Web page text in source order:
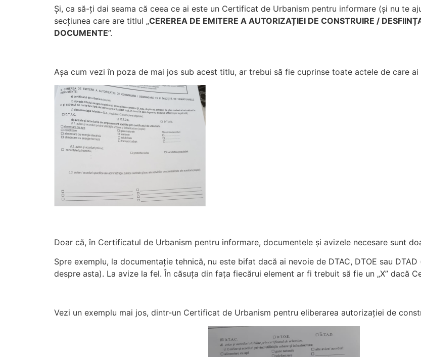
Și, ca să-ți dai seama că ceea ce ai este un Certificat de Urbanism pentru informare (și nu te
secțiunea care are titlul „CEREREA DE EMITERE A AUTORIZAȚIEI DE CONSTRUIRE /
DOCUMENTE”.
Așa cum vezi în poza de mai jos sub acest titlu, ar trebui să fie cuprinse toate actele de care
Doar că, în Certificatul de Urbanism pentru informare, documentele și avizele necesare sunt
Spre exemplu, la documentație tehnică, nu este bifat dacă ai nevoie de DTAC, DTOE sau
despre asta). La avize la fel. În căsuța din fața fiecărui element ar fi trebuit să fie un „X” dacă
Vezi un exemplu mai jos, dintr-un Certificat de Urbanism pentru eliberarea autorizației de